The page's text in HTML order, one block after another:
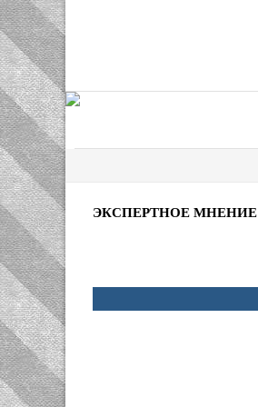
ЭКСПЕРТНОЕ МНЕНИЕ